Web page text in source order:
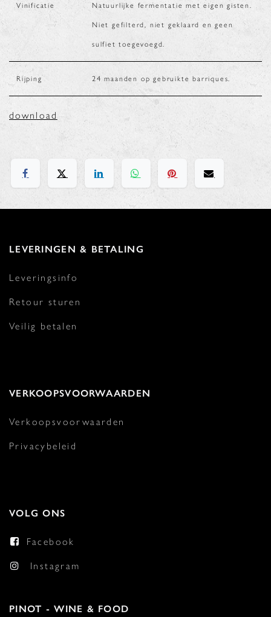
Vinificatie Natuurlijke fermentatie met eigen gisten.
Niet gefilterd, niet geklaard en geen
sulfiet toegevoegd.
Rijping 24 maanden op gebruikte barriques.
download
LEVERINGEN & BETALING
Leveringsinfo
Retour sturen
Veilig betalen
VERKOOPSVOORWAARDEN
Verkoopsvoorwaarden
Privacybeleid
VOLG ONS
Facebook
Instagram
PINOT - WINE & FOOD